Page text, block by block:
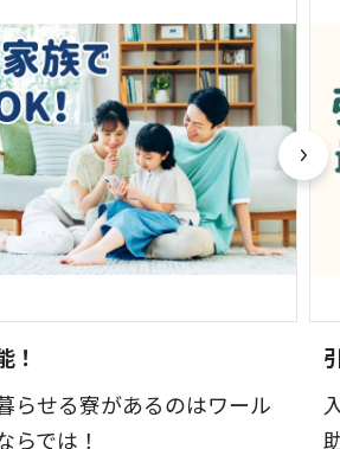
！
らせる寮があるのはワール
らでは！